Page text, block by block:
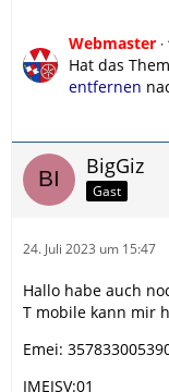
Webmaster
Hat das
entfernen
BigGiz
Gast
24. Juli 2023 um 15:47
Hallo habe auch
T mobile kann mir
Emei:
IMEISV:01